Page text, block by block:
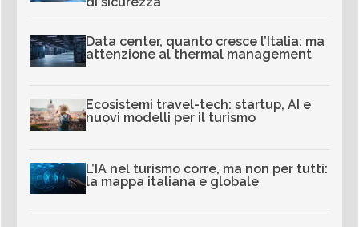
Data center, quanto cresce l’Italia: ma
attenzione al thermal management
Ecosistemi travel-tech: startup, AI e
nuovi modelli per il turismo
L’IA nel turismo corre, ma non per tutti:
la mappa italiana e globale